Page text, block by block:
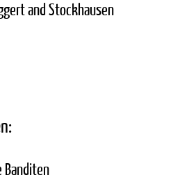
and Stockhausen
Banditen